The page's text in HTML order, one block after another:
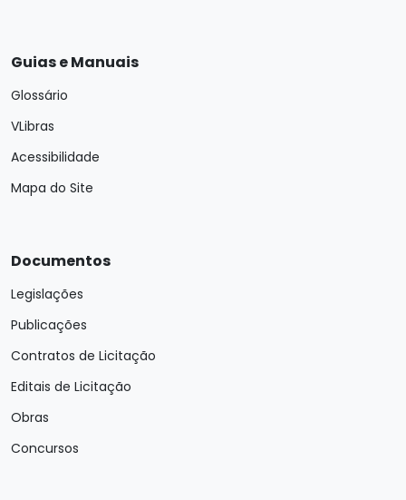
Guias e Manuais
Glossário
VLibras
Acessibilidade
Mapa do Site
Documentos
Legislações
Publicações
Contratos de Licitação
Editais de Licitação
Obras
Concursos